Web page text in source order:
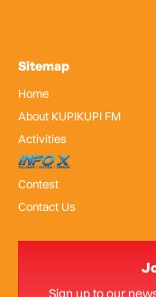
Sitemap
Home
About KUPIKUPI FM
Activities
InfoX
Contest
Contact Us
Sign up to our